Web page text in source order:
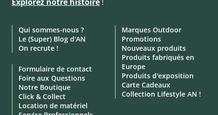
Qui sommes-nous ?
Le (Super) Blog d'AN
On recrute !
Formulaire de contact
Foire aux Questions
Notre Boutique
Click & Collect
Location de matériel
Marques Outdoor
Promotions
Nouveaux produits
Produits fabriqués en
Europe
Produits d'exposition
Carte Cadeaux
Collection Lifestyle AN !